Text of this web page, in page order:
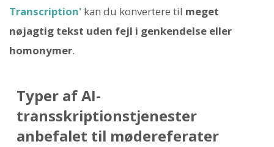
Transcription' kan du konvertere til meget
nøjagtig tekst uden fejl i genkendelse eller
homonymer.
Typer af AI-
transskriptionstjenester
anbefalet til mødereferater